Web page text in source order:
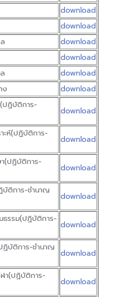
download
download
download
download
download
ง
download
ฏิบัติการ-
download
ะห์(ปฏิบัติการ-
download
(ปฏิบัติการ-
download
ติการ-ชำนาญ
download
รรม(ปฏิบัติการ-
download
ฏิบัติการ-ชำนาญ
download
า(ปฏิบัติการ-
download